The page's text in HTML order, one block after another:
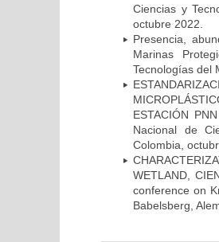
Ciencias y
octubre 2022.
Presencia,
Marinas
Tecnologías del
ESTACIÓN
Nacional de
Colombia,
WETLAND,
conference on
Babelsberg,